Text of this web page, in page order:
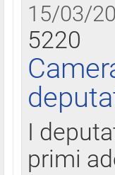
15/03/
5220
I
primi